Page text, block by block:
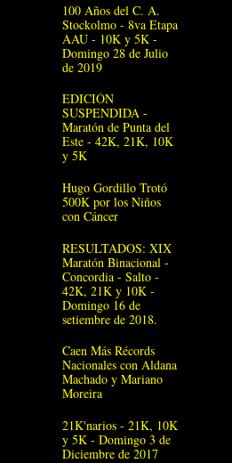
100 Años del C. A.
Stockolmo - 8va Etapa
AAU - 10K y 5K -
Domingo 28 de Julio
de 2019
EDICIÓN
SUSPENDIDA -
Maratón de Punta del
Este - 42K, 21K, 10K
y 5K
Hugo Gordillo Trotó
500K por los Niños
con Cáncer
RESULTADOS: XIX
Maratón Binacional -
Concordia - Salto -
42K, 21K y 10K -
Domingo 16 de
setiembre de 2018.
Caen Más Récords
Nacionales con Aldana
Machado y Mariano
Moreira
21K'narios - 21K, 10K
y 5K - Domingo 3 de
Diciembre de 2017